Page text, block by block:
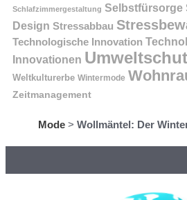
Schlafzimmergestaltung Selbstfürsorge
Design Stressabbau
Technologische Innovation
Innovationen
Weltkulturerbe Wintermode
Zeitmanagement
Mode> Wollmäntel: Der